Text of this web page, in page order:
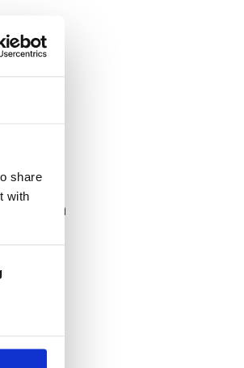
share
with
διοργανωτή